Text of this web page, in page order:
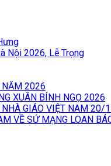
Nội 2026, Lễ Trọng
NĂM 2026
XUÂN BÍNH NGỌ 2026
NHÀ GIÁO VIỆT NAM
VỀ SỨ MẠNG LOAN